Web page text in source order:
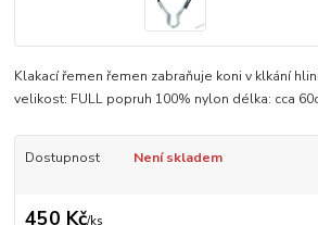
Klakací řemen řemen zabraňuje koni v klkání
velikost: FULL popruh 100% nylon délka: cca
Dostupnost Není skladem
450 Kč/ks